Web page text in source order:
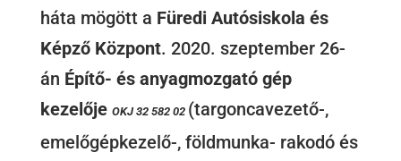
háta mögött a Füredi Autósiskola és
Képző Központ. 2020. szeptember 26-
án Építő- és anyagmozgató gép
kezelője OKJ 32 582 02 (targoncavezető-,
emelőgépkezelő-, földmunka- rakodó és